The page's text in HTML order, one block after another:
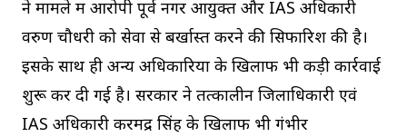
ने मामले में आरोपी पूर्व नगर आयुक्त और IAS अधिकारी
वरुण चौधरी को सेवा से बर्खास्त करने की सिफारिश की है।
इसके साथ ही अन्य अधिकारियों के खिलाफ भी कड़ी कार्रवाई
शुरू कर दी गई है। सरकार ने तत्कालीन जिलाधिकारी एवं
IAS अधिकारी करमेंद्र सिंह के खिलाफ भी गंभीर